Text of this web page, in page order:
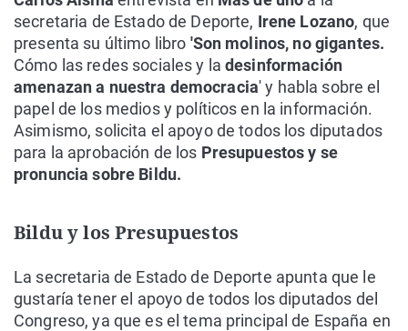
secretaria de Estado de Deporte, Irene Lozano, que
presenta su último libro 'Son molinos, no gigantes.
Cómo las redes sociales y la desinformación
amenazan a nuestra democracia' y habla sobre el
papel de los medios y políticos en la información.
Asimismo, solicita el apoyo de todos los diputados
para la aprobación de los Presupuestos y se
pronuncia sobre Bildu.
Bildu y los Presupuestos
La secretaria de Estado de Deporte apunta que le
gustaría tener el apoyo de todos los diputados del
Congreso, ya que es el tema principal de España en